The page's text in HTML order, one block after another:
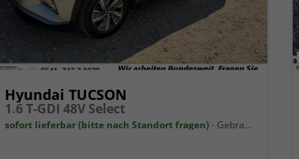
Hyundai TUCSON
1.6 T-GDI 48V Select
sofort lieferbar (bitte nach Standort fragen) Gebrauchtwagen